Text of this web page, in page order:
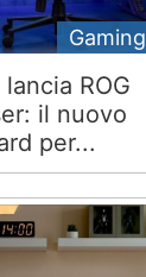
Gaming
ROG
il nuovo
per...